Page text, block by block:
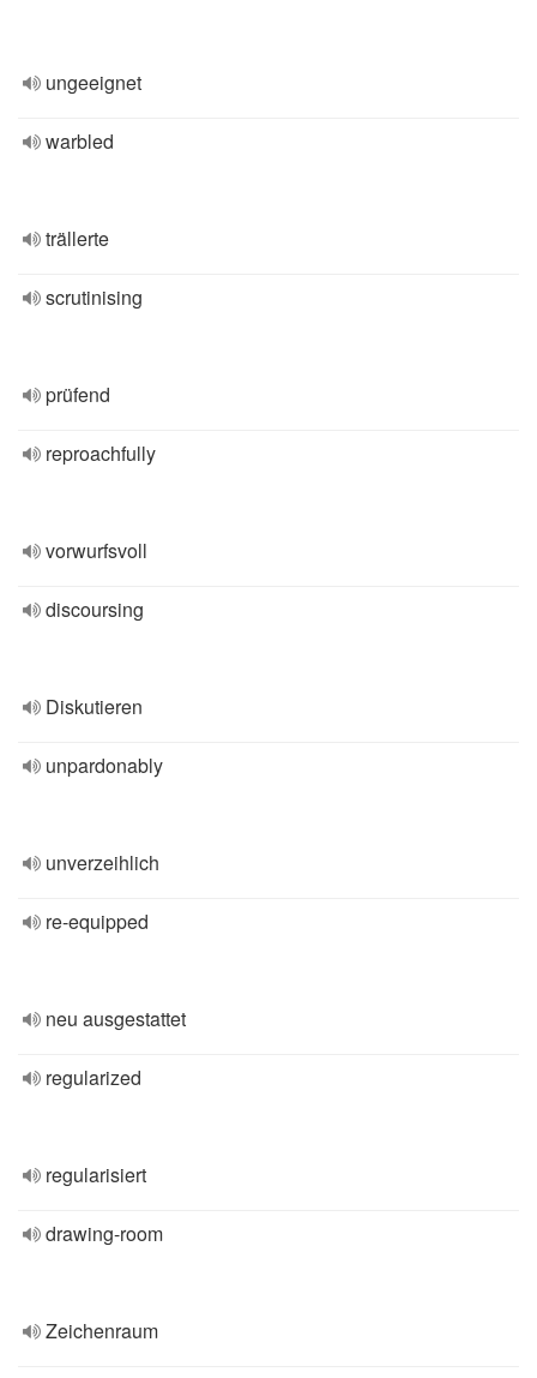
ungeeignet
warbled
trällerte
scrutinising
prüfend
reproachfully
vorwurfsvoll
discoursing
Diskutieren
unpardonably
unverzeihlich
re-equipped
neu ausgestattet
regularized
regularisiert
drawing-room
Zeichenraum